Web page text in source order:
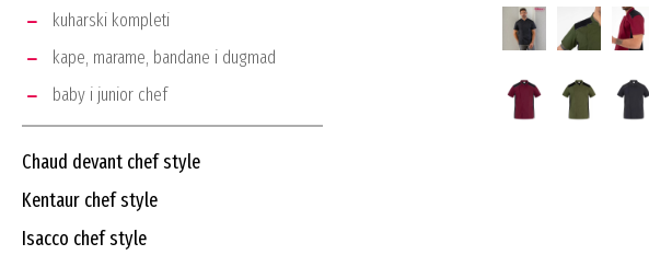
kuharski kompleti
kape, marame, bandane i dugmad
baby i junior chef
chaud devant chef style
kentaur chef style
isacco chef style